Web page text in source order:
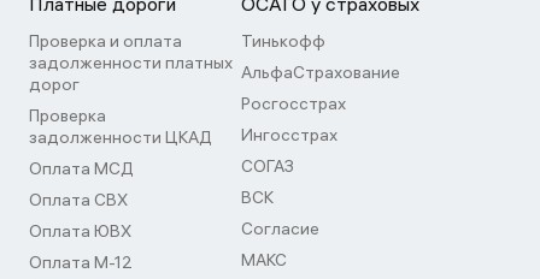
Проверка и оплата
задолженности платных
дорог
Проверка
задолженности ЦКАД
Оплата МСД
Оплата СВХ
Оплата ЮВХ
Оплата М-12
Тинькофф
АльфаСтрахование
Росгосстрах
Ингосстрах
СОГАЗ
ВСК
Согласие
МАКС